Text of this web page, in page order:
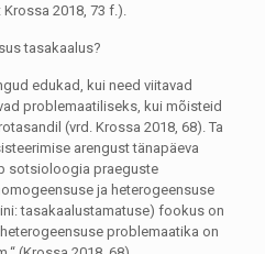
2018, 73 f.).
tasakaalus?
edukad, kui need viitavad
problemaatiliseks, kui mõisteid
(vrd. Krossa 2018, 68). Ta
arengust tänapäeva
sotsioloogia praeguste
ja heterogeensuse
tasakaalustamatuse) fookus on
problemaatika on